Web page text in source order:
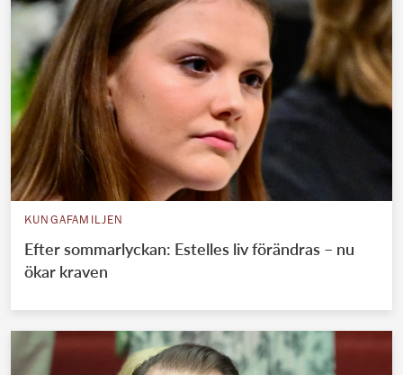
KUNGAFAMILJEN
Efter sommarlyckan: Estelles liv förändras – nu
ökar kraven